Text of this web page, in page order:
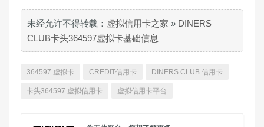
未经允许不得转载： 虚拟信用卡之家 » DINERS
CLUB卡头364597虚拟卡基础信息
364597 虚拟卡 CREDIT信用卡 DINERS CLUB 信用卡
卡头364597 虚拟信用卡 虚拟信用卡平台